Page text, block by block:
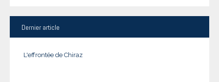
Dernier article
L'effrontée de Chiraz